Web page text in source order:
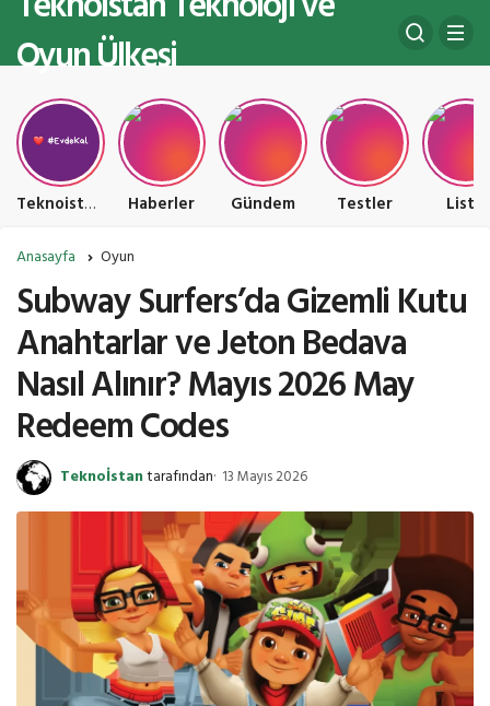
Oyun Ülkesi
Teknoistan Teknoloji ve Oyun Ülkesi Haberler Gündem Testler Liste
Anasayfa Oyun
Subway Surfers’da Gizemli Kutu
Anahtarlar ve Jeton Bedava
Nasıl Alınır? Mayıs 2026 May
Redeem Codes
Teknoİstantarafından 13 Mayıs 2026